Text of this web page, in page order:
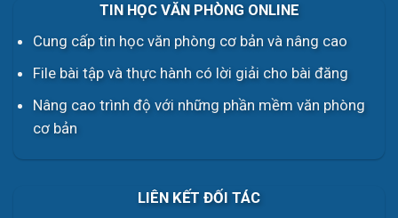
TIN HỌC VĂN PHÒNG ONLINE
Cung cấp tin học văn phòng cơ bản và nâng cao
File bài tập và thực hành có lời giải cho bài đăng
Nâng cao trình độ với những phần mềm văn phòng
cơ bản
LIÊN KẾT ĐỐI TÁC